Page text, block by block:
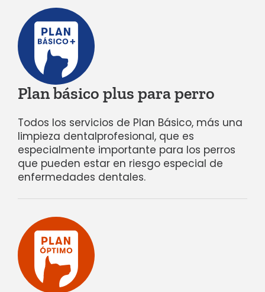
Plan básico plus para perro
Todos los servicios de Plan Básico, más una
limpieza dentalprofesional, que es
especialmente importante para los perros
que pueden estar en riesgo especial de
enfermedades dentales.